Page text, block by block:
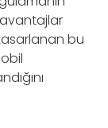
avantajlar
bu